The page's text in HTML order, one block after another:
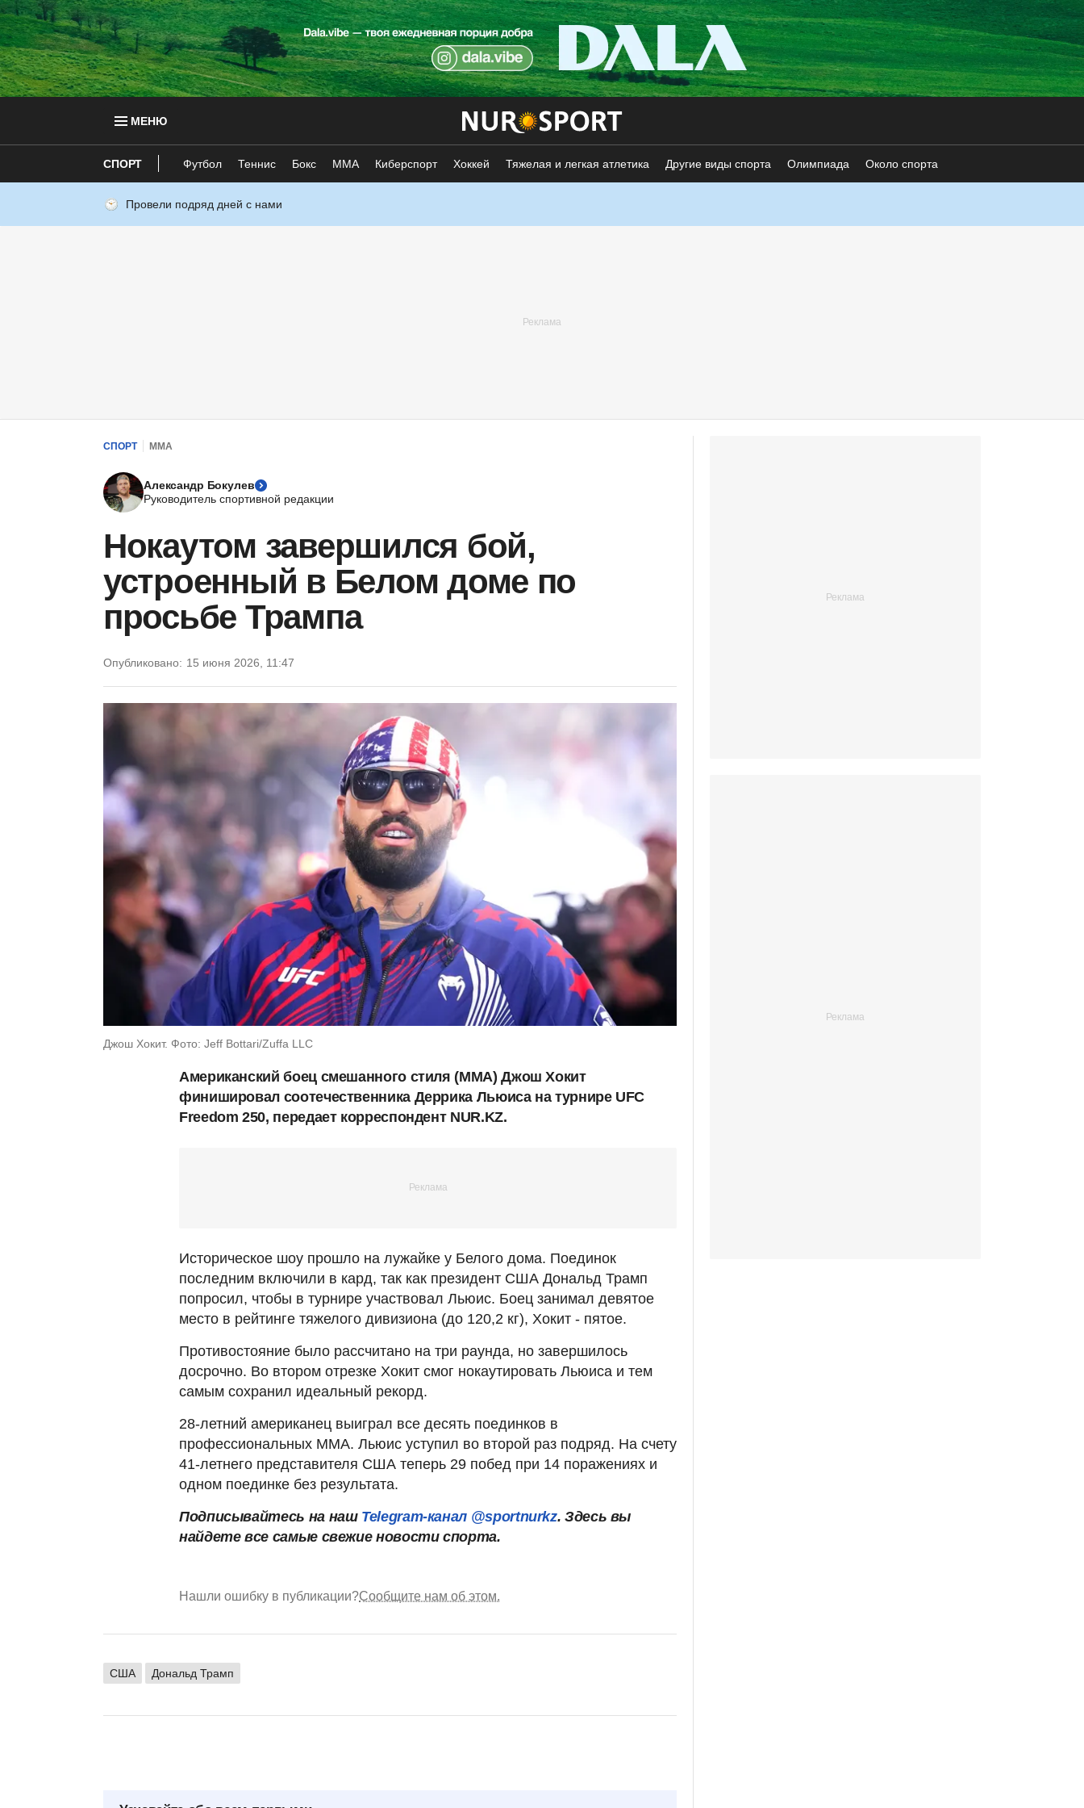
МЕНЮ
СПОРТ Футбол Теннис Бокс ММА Киберспорт Хоккей Тяжелая и легкая атлетика Другие виды спорта Олимпиада Около спорта
Провели подряд дней с нами
СПОРТ ММА
Александр Бокулев
Руководитель спортивной редакции
Нокаутом завершился бой,
устроенный в Белом доме по
просьбе Трампа
Опубликовано: 15 июня 2026, 11:47
Джош Хокит. Фото: Jeff Bottari/Zuffa LLC
Американский боец смешанного стиля (ММА) Джош Хокит
финишировал соотечественника Деррика Льюиса на турнире UFC
Freedom 250, передает корреспондент NUR.KZ.
Историческое шоу прошло на лужайке у Белого дома. Поединок
последним включили в кард, так как президент США Дональд Трамп
попросил, чтобы в турнире участвовал Льюис. Боец занимал девятое
место в рейтинге тяжелого дивизиона (до 120,2 кг), Хокит - пятое.
Противостояние было рассчитано на три раунда, но завершилось
досрочно. Во втором отрезке Хокит смог нокаутировать Льюиса и тем
самым сохранил идеальный рекорд.
28-летний американец выиграл все десять поединков в
профессиональных ММА. Льюис уступил во второй раз подряд. На счету
41-летнего представителя США теперь 29 побед при 14 поражениях и
одном поединке без результата.
Подписывайтесь на наш Telegram-канал @sportnurkz. Здесь вы
найдете все самые свежие новости спорта.
Нашли ошибку в публикации?Сообщите нам об этом.
США Дональд Трамп